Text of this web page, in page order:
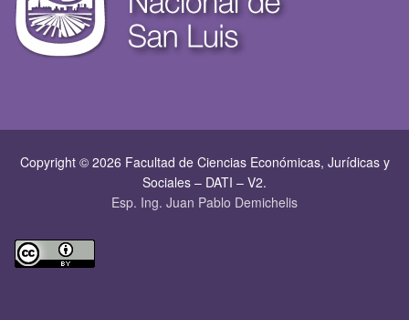
Copyright © 2026 Facultad de Ciencias Económicas, Jurí­dicas y
Sociales – DATI – V2.
Esp. Ing. Juan Pablo Demichelis